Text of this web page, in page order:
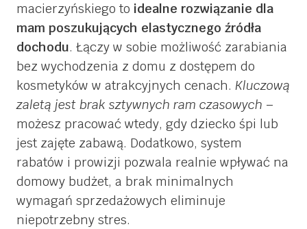
macierzyńskiego to idealne rozwiązanie dla
mam poszukujących elastycznego źródła
dochodu. Łączy w sobie możliwość zarabiania
bez wychodzenia z domu z dostępem do
kosmetyków w atrakcyjnych cenach. Kluczową
zaletą jest brak sztywnych ram czasowych –
możesz pracować wtedy, gdy dziecko śpi lub
jest zajęte zabawą. Dodatkowo, system
rabatów i prowizji pozwala realnie wpływać na
domowy budżet, a brak minimalnych
wymagań sprzedażowych eliminuje
niepotrzebny stres.